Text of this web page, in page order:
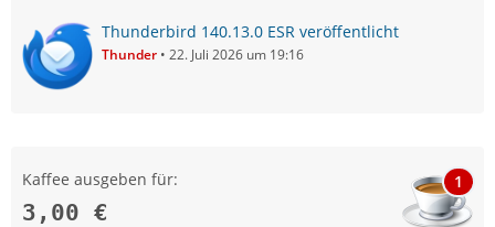
Thunderbird 140.13.0 ESR veröffentlicht
Thunder 22. Juli 2026 um 19:16
Kaffee ausgeben für:
3,00 €
1